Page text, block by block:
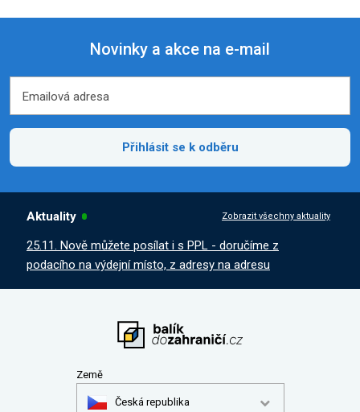
Novinky a akce na e-mail
Emailová adresa
Přihlásit se k odběru
Aktuality Zobrazit všechny aktuality
25.11. Nově můžete posílat i s PPL - doručíme z
podacího na výdejní místo, z adresy na adresu
Země
Česká republika